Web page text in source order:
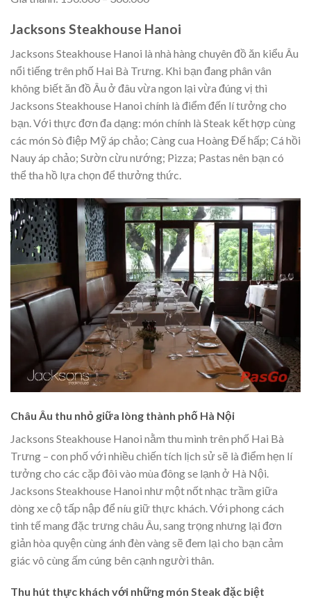
Jacksons Steakhouse Hanoi
Jacksons Steakhouse Hanoi là nhà hàng chuyên đồ ăn kiểu Âu
nổi tiếng trên phố Hai Bà Trưng. Khi bạn đang phân vân
không biết ăn đồ Âu ở đâu vừa ngon lại vừa đúng vị thì
Jacksons Steakhouse Hanoi chính là điểm đến lí tưởng cho
bạn. Với thực đơn đa dạng: món chính là Steak kết hợp cùng
các món Sò điệp Mỹ áp chảo; Càng cua Hoàng Đế hấp; Cá hồi
Nauy áp chảo; Sườn cừu nướng; Pizza; Pastas nên bạn có
thể tha hồ lựa chọn để thưởng thức.
Châu Âu thu nhỏ giữa lòng thành phố Hà Nội
Jacksons Steakhouse Hanoi nằm thu mình trên phố Hai Bà
Trưng – con phố với nhiều chiến tích lịch sử sẽ là điểm hẹn lí
tưởng cho các cặp đôi vào mùa đông se lạnh ở Hà Nội.
Jacksons Steakhouse Hanoi như một nốt nhạc trầm giữa
dòng xe cộ tấp nập để níu giữ thực khách. Với phong cách
tinh tế mang đặc trưng châu Âu, sang trọng nhưng lại đơn
giản hòa quyện cùng ánh đèn vàng sẽ đem lại cho bạn cảm
giác vô cùng ấm cúng bên cạnh người thân.
Thu hút thực khách với những món Steak đặc biệt